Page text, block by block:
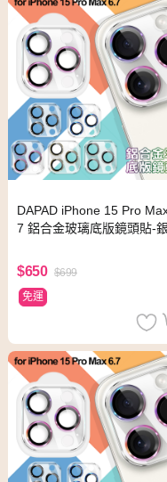
DAPAD iPhone 15 Pro
7 鋁合金玻璃底版鏡頭貼-
$650 $699
免運